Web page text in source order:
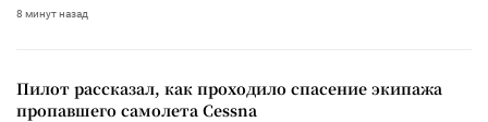
8 минут назад
Пилот рассказал, как проходило спасение экипажа
пропавшего самолета Cessna